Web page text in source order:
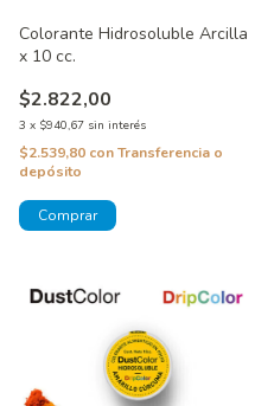
Colorante Hidrosoluble Arcilla
x 10 cc.
$2.822,00
3 x $940,67 sin interés
$2.539,80 conTransferencia o
depósito